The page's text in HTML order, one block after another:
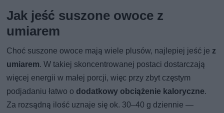
Jak jeść suszone owoce z
umiarem
Choć suszone owoce mają wiele plusów, najlepiej jeść je z
umiarem. W takiej skoncentrowanej postaci dostarczają
więcej energii w małej porcji, więc przy zbyt częstym
podjadaniu łatwo o dodatkowy obciążenie kaloryczne.
Za rozsądną ilość uznaje się ok. 30–40 g dziennie —